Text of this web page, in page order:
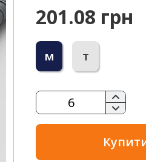
201.08 грн
м т